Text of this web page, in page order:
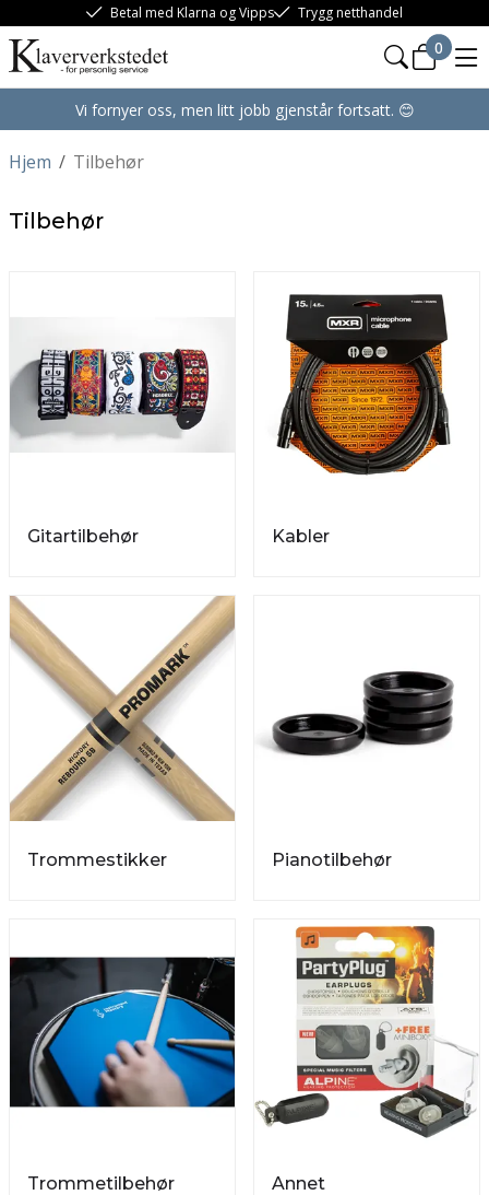
Betal med Klarna og Vipps Trygg netthandel
0
Vi fornyer oss, men litt jobb gjenstår fortsatt. 😊
/
Hjem Tilbehør
Tilbehør
Gitartilbehør Kabler
Trommestikker Pianotilbehør
Trommetilbehør Annet